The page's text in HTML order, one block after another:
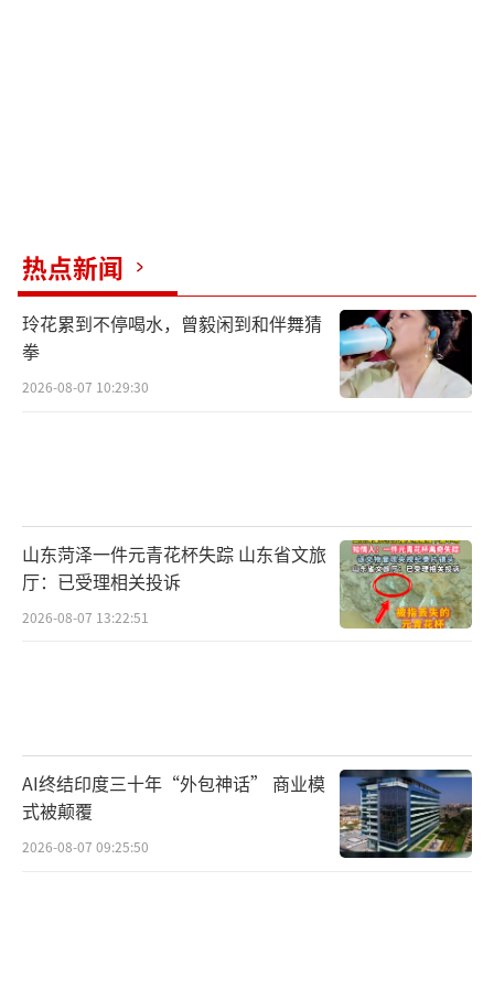
热点新闻
玲花累到不停喝水，曾毅闲到和伴舞猜
拳
2026-08-07 10:29:30
山东菏泽一件元青花杯失踪 山东省文旅
厅：已受理相关投诉
2026-08-07 13:22:51
AI终结印度三十年“外包神话” 商业模
式被颠覆
2026-08-07 09:25:50